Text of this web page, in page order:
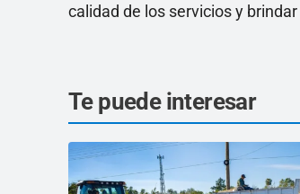
calidad de los servicios y
Te puede interesar